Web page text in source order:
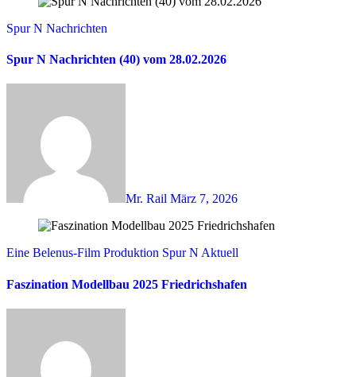
Spur N Nachrichten
Spur N Nachrichten (40) vom 28.02.2026
Mr. Rail März 7, 2026
Eine Belenus-Film Produktion Spur N Aktuell
Faszination Modellbau 2025 Friedrichshafen